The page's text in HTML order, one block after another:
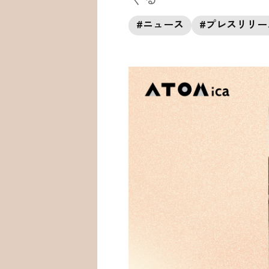
#ニュース #プレスリリ